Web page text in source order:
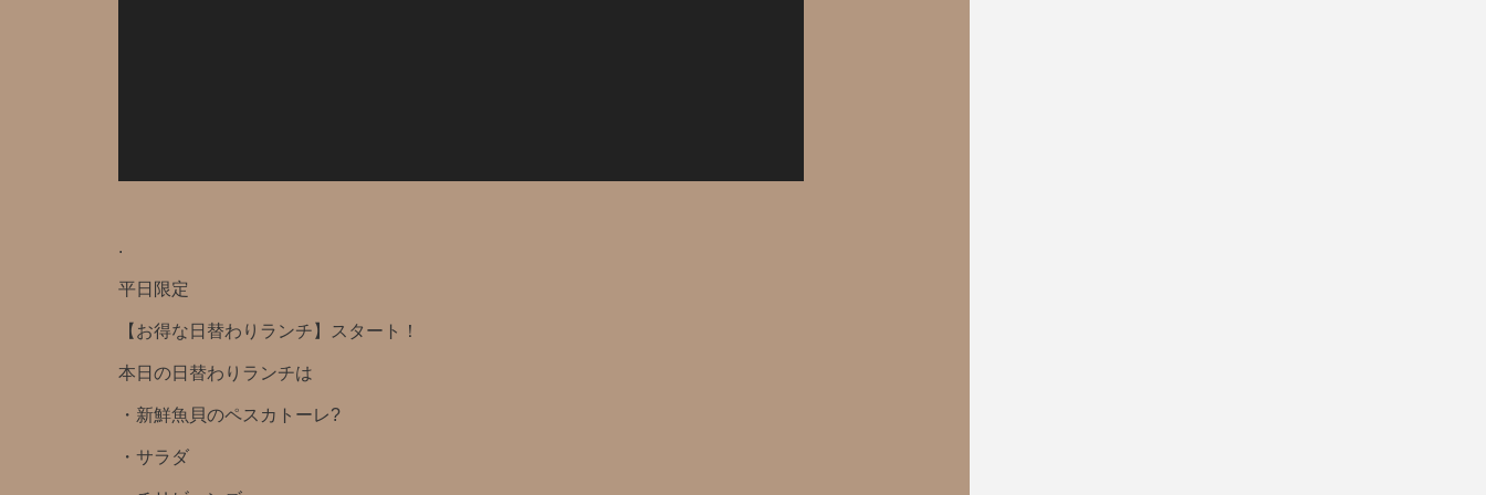
.
平日限定️
【お得な日替わりランチ】スタート！
本日の日替わりランチは
・新鮮魚貝のペスカトーレ?️
・サラダ